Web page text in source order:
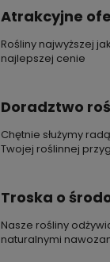
Atrakcyjne
Rośliny najwyższej
najlepszej cenie
Doradztwo
Chętnie służymy
Twojej roślinnej
Troska o
Nasze rośliny
naturalnymi